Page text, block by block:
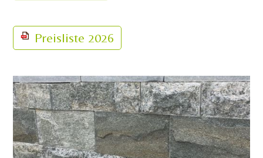
Preisliste 2026